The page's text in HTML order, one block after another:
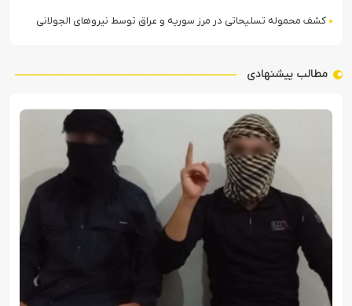
کشف محموله تسلیحاتی در مرز سوریه و عراق توسط نیروهای الجولانی
مطالب پیشنهادی